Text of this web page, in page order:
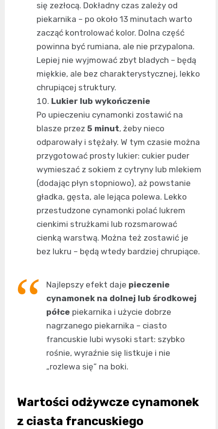
się zezłocą. Dokładny czas zależy od
piekarnika – po około 13 minutach warto
zacząć kontrolować kolor. Dolna część
powinna być rumiana, ale nie przypalona.
Lepiej nie wyjmować zbyt bladych – będą
miękkie, ale bez charakterystycznej, lekko
chrupiącej struktury.
Lukier lub wykończenie
Po upieczeniu cynamonki zostawić na
blasze przez 5 minut, żeby nieco
odparowały i stężały. W tym czasie można
przygotować prosty lukier: cukier puder
wymieszać z sokiem z cytryny lub mlekiem
(dodając płyn stopniowo), aż powstanie
gładka, gęsta, ale lejąca polewa. Lekko
przestudzone cynamonki polać lukrem
cienkimi strużkami lub rozsmarować
cienką warstwą. Można też zostawić je
bez lukru – będą wtedy bardziej chrupiące.
Najlepszy efekt daje pieczenie
cynamonek na dolnej lub środkowej
półce piekarnika i użycie dobrze
nagrzanego piekarnika – ciasto
francuskie lubi wysoki start: szybko
rośnie, wyraźnie się listkuje i nie
„rozlewa się” na boki.
Wartości odżywcze cynamonek
z ciasta francuskiego